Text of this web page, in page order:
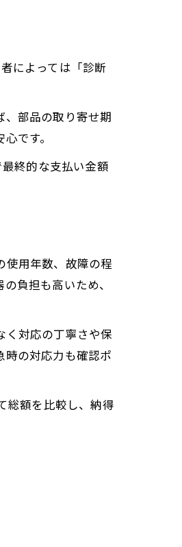
によっては「診断
、部品の取り寄せ期
です。
終的な支払い金額
使用年数、故障の程
負担も高いため、
く対応の丁寧さや保
時の対応力も確認ポ
総額を比較し、納得